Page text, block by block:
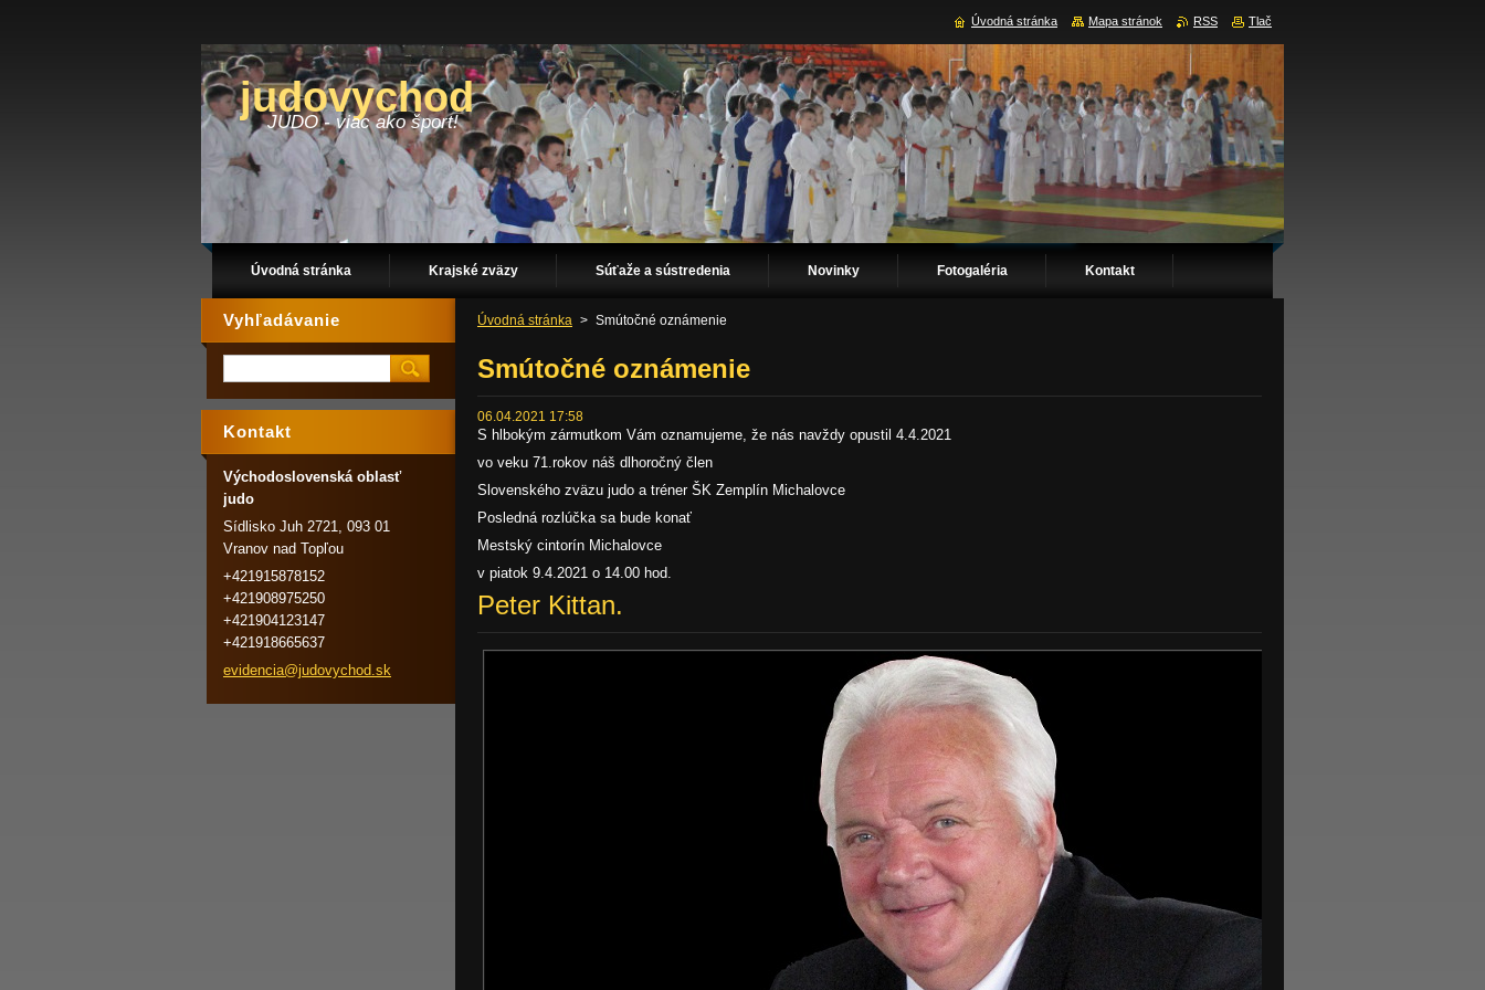
judovychod
JUDO - viac ako šport!
Úvodná stránka Krajské zväzy Súťaže a sústredenia Novinky Fotogaléria Kontakt
Úvodná stránka > Smútočné oznámenie
Smútočné oznámenie
06.04.2021 17:58
S hlbokým zármutkom Vám oznamujeme, že nás navždy opustil 4.4.2021
vo veku 71.rokov náš dlhoročný člen
Slovenského zväzu judo a tréner ŠK Zemplín Michalovce
Posledná rozlúčka sa bude konať
Mestský cintorín Michalovce
v piatok 9.4.2021 o 14.00 hod.
Peter Kittan.
Vyhľadávanie
Kontakt
Východoslovenská oblasť
judo
Sídlisko Juh 2721, 093 01
Vranov nad Topľou
+421915878152
+421908975250
+421904123147
+421918665637
evidencia@judovychod.sk
Úvodná stránka Mapa stránok RSS Tlač